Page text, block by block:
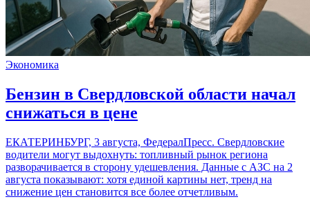
Экономика
Бензин в Свердловской области начал
снижаться в цене
ЕКАТЕРИНБУРГ, 3 августа, ФедералПресс. Свердловские
водители могут выдохнуть: топливный рынок региона
разворачивается в сторону удешевления. Данные с АЗС на 2
августа показывают: хотя единой картины нет, тренд на
снижение цен становится все более отчетливым.